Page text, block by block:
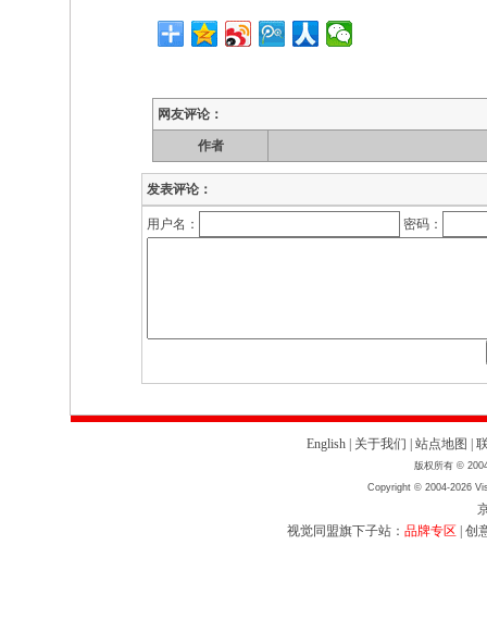
网友评论：
作者
发表评论：
用户名： 密码：
English 关于我们 站点地图
版权所有 ©
Copyright © 2004-2026
视觉同盟旗下子站： 品牌专区 创